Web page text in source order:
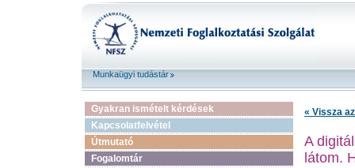
Munkaügyi tudástár
Gyakran ismételt kérdések
Kapcsolatfelvétel
Útmutató
Fogalomtár
« Vissza
A
látom.